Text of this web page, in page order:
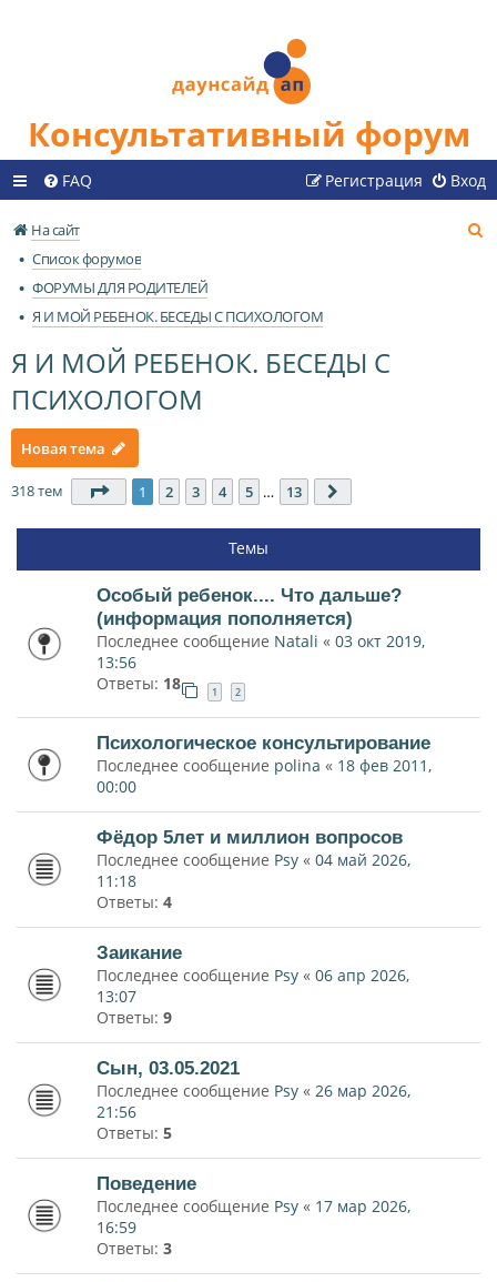
Консультативный форум
FAQ Вход
Регистрация
На сайт
Список форумов
ФОРУМЫ ДЛЯ РОДИТЕЛЕЙ
Я И МОЙ РЕБЕНОК. БЕСЕДЫ С ПСИХОЛОГОМ
Я И МОЙ РЕБЕНОК. БЕСЕДЫ С
ПСИХОЛОГОМ
Новая тема
318 тем Страница 1из 13
1 2 3 4 5 … 13
Темы
Особый ребенок.... Что дальше?
(информация пополняется)
Последнее сообщение Natali « 03 окт 2019,
13:56
Ответы: 18 1 2
Психологическое консультирование
Последнее сообщение polina « 18 фев 2011,
00:00
Фёдор 5лет и миллион вопросов
Последнее сообщение Psy « 04 май 2026,
11:18
Ответы: 4
Заикание
Последнее сообщение Psy « 06 апр 2026,
13:07
Ответы: 9
Сын, 03.05.2021
Последнее сообщение Psy « 26 мар 2026,
21:56
Ответы: 5
Поведение
Последнее сообщение Psy « 17 мар 2026,
16:59
Ответы: 3